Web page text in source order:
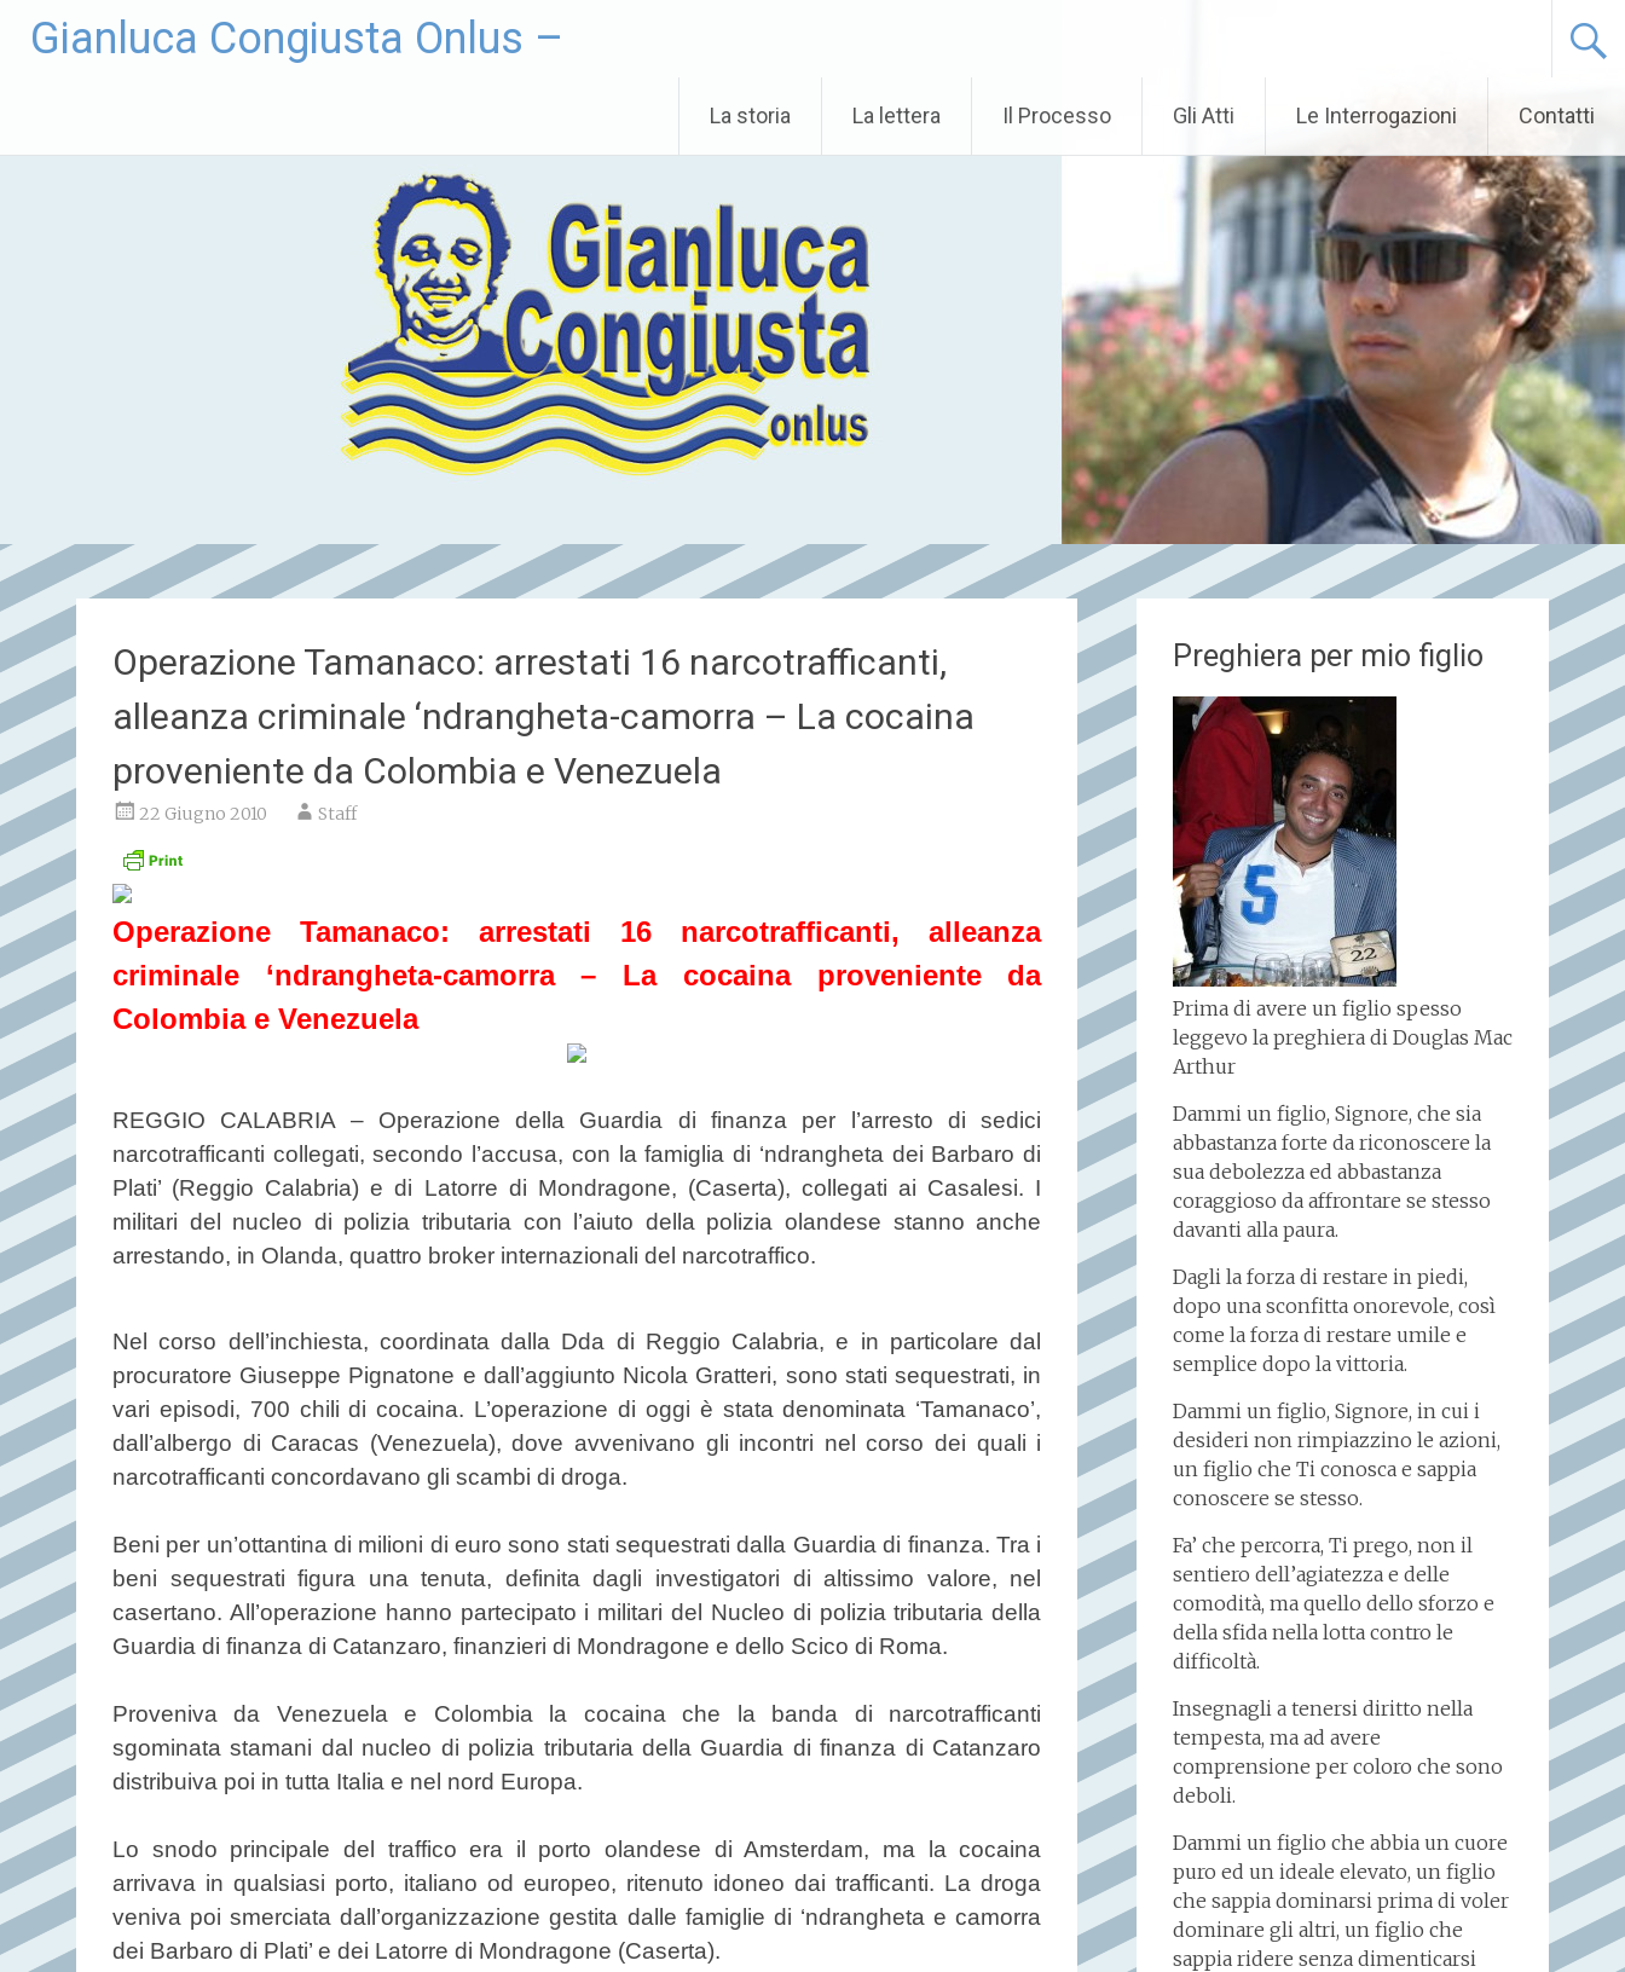
Gianluca Congiusta Onlus –
La storia La lettera Il Processo Gli Atti Le Interrogazioni Contatti
Operazione Tamanaco: arrestati 16 narcotrafficanti,
alleanza criminale ‘ndrangheta-camorra – La cocaina
proveniente da Colombia e Venezuela
22 Giugno 2010 Staff
Operazione Tamanaco: arrestati 16 narcotrafficanti, alleanza
criminale ‘ndrangheta-camorra – La cocaina proveniente da
Colombia e Venezuela
REGGIO CALABRIA – Operazione della Guardia di finanza per l’arresto di sedici
narcotrafficanti collegati, secondo l’accusa, con la famiglia di ‘ndrangheta dei Barbaro di
Plati’ (Reggio Calabria) e di Latorre di Mondragone, (Caserta), collegati ai Casalesi. I
militari del nucleo di polizia tributaria con l’aiuto della polizia olandese stanno anche
arrestando, in Olanda, quattro broker internazionali del narcotraffico.
Nel corso dell’inchiesta, coordinata dalla Dda di Reggio Calabria, e in particolare dal
procuratore Giuseppe Pignatone e dall’aggiunto Nicola Gratteri, sono stati sequestrati, in
vari episodi, 700 chili di cocaina. L’operazione di oggi è stata denominata ‘Tamanaco’,
dall’albergo di Caracas (Venezuela), dove avvenivano gli incontri nel corso dei quali i
narcotrafficanti concordavano gli scambi di droga.
Beni per un’ottantina di milioni di euro sono stati sequestrati dalla Guardia di finanza. Tra i
beni sequestrati figura una tenuta, definita dagli investigatori di altissimo valore, nel
casertano. All’operazione hanno partecipato i militari del Nucleo di polizia tributaria della
Guardia di finanza di Catanzaro, finanzieri di Mondragone e dello Scico di Roma.
Proveniva da Venezuela e Colombia la cocaina che la banda di narcotrafficanti
sgominata stamani dal nucleo di polizia tributaria della Guardia di finanza di Catanzaro
distribuiva poi in tutta Italia e nel nord Europa.
Lo snodo principale del traffico era il porto olandese di Amsterdam, ma la cocaina
arrivava in qualsiasi porto, italiano od europeo, ritenuto idoneo dai trafficanti. La droga
veniva poi smerciata dall’organizzazione gestita dalle famiglie di ‘ndrangheta e camorra
dei Barbaro di Plati’ e dei Latorre di Mondragone (Caserta).
Preghiera per mio figlio
Prima di avere un figlio spesso
leggevo la preghiera di Douglas Mac
Arthur
Dammi un figlio, Signore, che sia
abbastanza forte da riconoscere la
sua debolezza ed abbastanza
coraggioso da affrontare se stesso
davanti alla paura.
Dagli la forza di restare in piedi,
dopo una sconfitta onorevole, così
come la forza di restare umile e
semplice dopo la vittoria.
Dammi un figlio, Signore, in cui i
desideri non rimpiazzino le azioni,
un figlio che Ti conosca e sappia
conoscere se stesso.
Fa’ che percorra, Ti prego, non il
sentiero dell’agiatezza e delle
comodità, ma quello dello sforzo e
della sfida nella lotta contro le
difficoltà.
Insegnagli a tenersi diritto nella
tempesta, ma ad avere
comprensione per coloro che sono
deboli.
Dammi un figlio che abbia un cuore
puro ed un ideale elevato, un figlio
che sappia dominarsi prima di voler
dominare gli altri, un figlio che
sappia ridere senza dimenticarsi